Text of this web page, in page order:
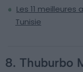
Les 11
Tunisie
8. Thuburbo